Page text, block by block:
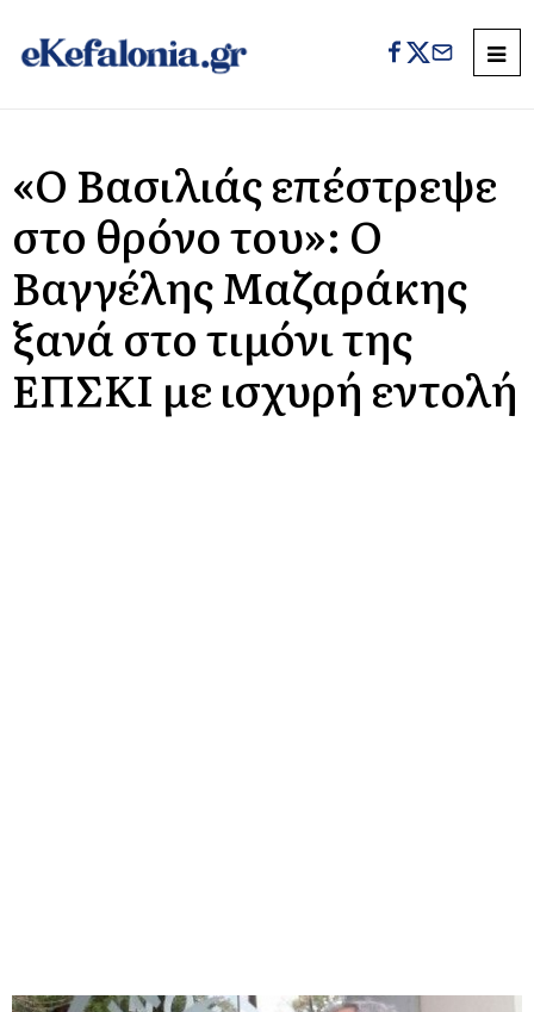
«Ο Βασιλιάς επέστρεψε
στο θρόνο του»: Ο
Βαγγέλης Μαζαράκης
ξανά στο τιμόνι της
ΕΠΣΚΙ με ισχυρή εντολή